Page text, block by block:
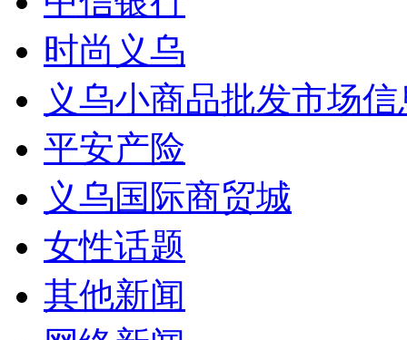
时尚义乌
义乌小商品批发市场
平安产险
义乌国际商贸城
女性话题
其他新闻